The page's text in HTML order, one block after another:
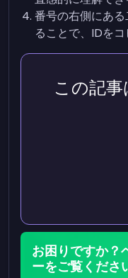
番号の右側にあ
ることで、IDをコ
この記
お困りですか？
ーをご覧くださ